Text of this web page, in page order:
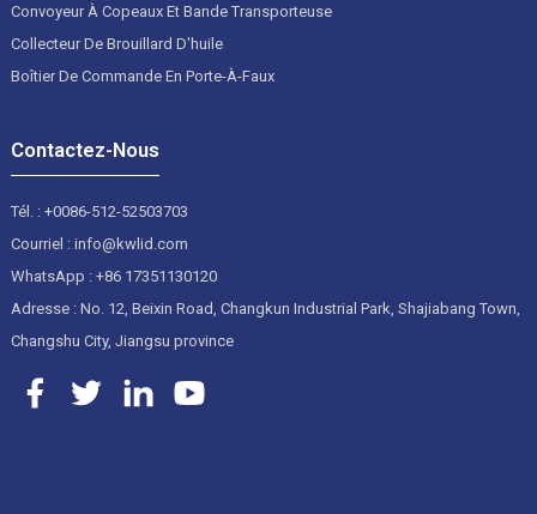
Convoyeur À Copeaux Et Bande Transporteuse
Collecteur De Brouillard D'huile
Boîtier De Commande En Porte-À-Faux
Contactez-Nous
Tél. : +0086-512-52503703
Courriel : info@kwlid.com
WhatsApp : +86 17351130120
Adresse : No. 12, Beixin Road, Changkun Industrial Park, Shajiabang Town,
Changshu City, Jiangsu province